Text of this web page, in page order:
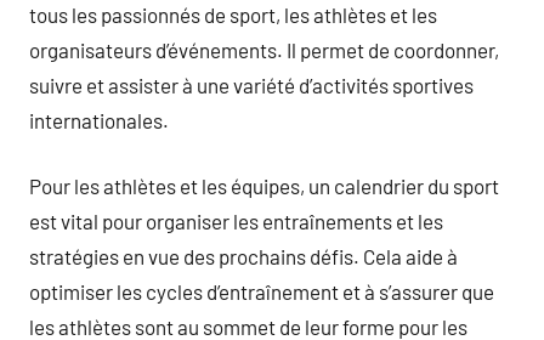
tous les passionnés de sport, les athlètes et les
organisateurs d’événements. Il permet de coordonner,
suivre et assister à une variété d’activités sportives
internationales.
Pour les athlètes et les équipes, un calendrier du sport
est vital pour organiser les entraînements et les
stratégies en vue des prochains défis. Cela aide à
optimiser les cycles d’entraînement et à s’assurer que
les athlètes sont au sommet de leur forme pour les